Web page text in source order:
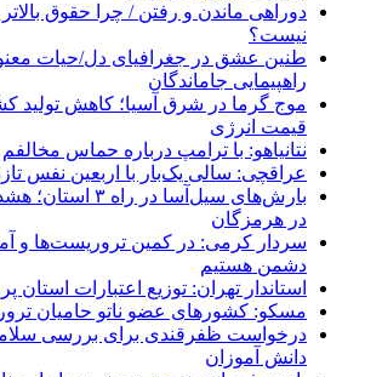
دوراهی ماندن و رفتن / چرا حقوق
نیست؟
طنین عشق در جغرافیای دل/حیات
راهپیمایی جاماندگان
موج گرما در شرق آسیا؛ کاهش تولید
قیمت انرژی
نتانیاهو: با ترامپ درباره حماس مخالفم
عراقچی: سالی یک‌بار با اربعین نفس
بارش‌های سیل‌آسا
در هرمزگان
سردار کرمی: در کمین تروریست‌ها و
دشمن هستیم
استاندار تهران: توزیع اعتبارات استان
مسکو: کشورهای عضو ناتو حامیان
درخواست ظفرقندی برای بررسی
دانش آموزان